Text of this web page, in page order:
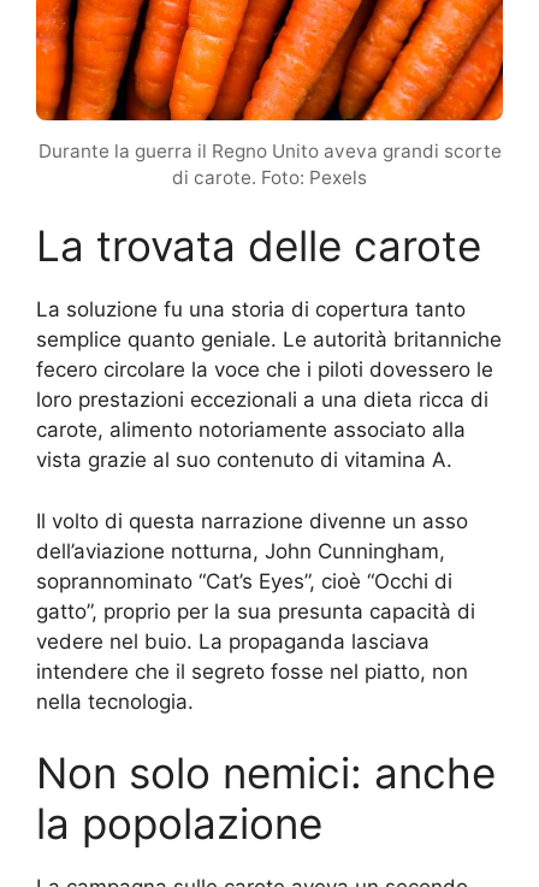
Durante la guerra il Regno Unito aveva grandi scorte
di carote. Foto: Pexels
La trovata delle carote
La soluzione fu una storia di copertura tanto
semplice quanto geniale. Le autorità britanniche
fecero circolare la voce che i piloti dovessero le
loro prestazioni eccezionali a una dieta ricca di
carote, alimento notoriamente associato alla
vista grazie al suo contenuto di vitamina A.
Il volto di questa narrazione divenne un asso
dell’aviazione notturna, John Cunningham,
soprannominato “Cat’s Eyes”, cioè “Occhi di
gatto”, proprio per la sua presunta capacità di
vedere nel buio. La propaganda lasciava
intendere che il segreto fosse nel piatto, non
nella tecnologia.
Non solo nemici: anche
la popolazione